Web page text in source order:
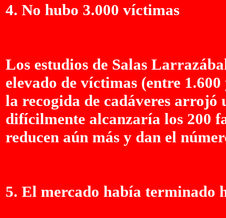
4. No hubo 3.000 víctimas
Los estudios de Salas
elevado de víctimas (entre
la recogida de cadáveres
difícilmente alcanzaría los 200
reducen aún más y dan el
5. El mercado había terminado